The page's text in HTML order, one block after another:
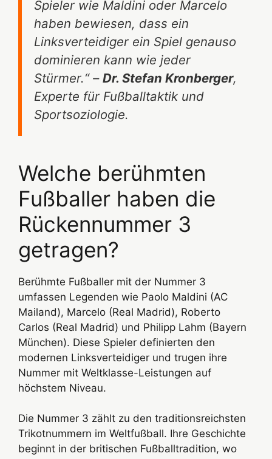
Spieler wie Maldini oder Marcelo
haben bewiesen, dass ein
Linksverteidiger ein Spiel genauso
dominieren kann wie jeder
Stürmer.“ – Dr. Stefan Kronberger,
Experte für Fußballtaktik und
Sportsoziologie.
Welche berühmten
Fußballer haben die
Rückennummer 3
getragen?
Berühmte Fußballer mit der Nummer 3
umfassen Legenden wie Paolo Maldini (AC
Mailand), Marcelo (Real Madrid), Roberto
Carlos (Real Madrid) und Philipp Lahm (Bayern
München). Diese Spieler definierten den
modernen Linksverteidiger und trugen ihre
Nummer mit Weltklasse-Leistungen auf
höchstem Niveau.
Die Nummer 3 zählt zu den traditionsreichsten
Trikotnummern im Weltfußball. Ihre Geschichte
beginnt in der britischen Fußballtradition, wo